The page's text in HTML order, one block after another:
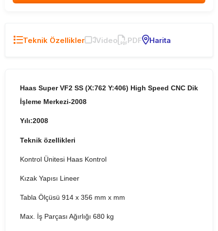
Teknik Özellikler Video PDF Harita
Haas Super VF2 SS (X:762 Y:406) High Speed CNC Dik
İşleme Merkezi-2008
Yılı:2008
Teknik özellikleri
Kontrol Ünitesi Haas Kontrol
Kızak Yapısı Lineer
Tabla Ölçüsü 914 x 356 mm x mm
Max. İş Parçası Ağırlığı 680 kg